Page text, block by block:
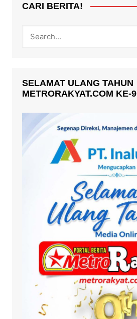
CARI BERITA!
SELAMAT ULANG TAHUN
METRORAKYAT.COM KE-9